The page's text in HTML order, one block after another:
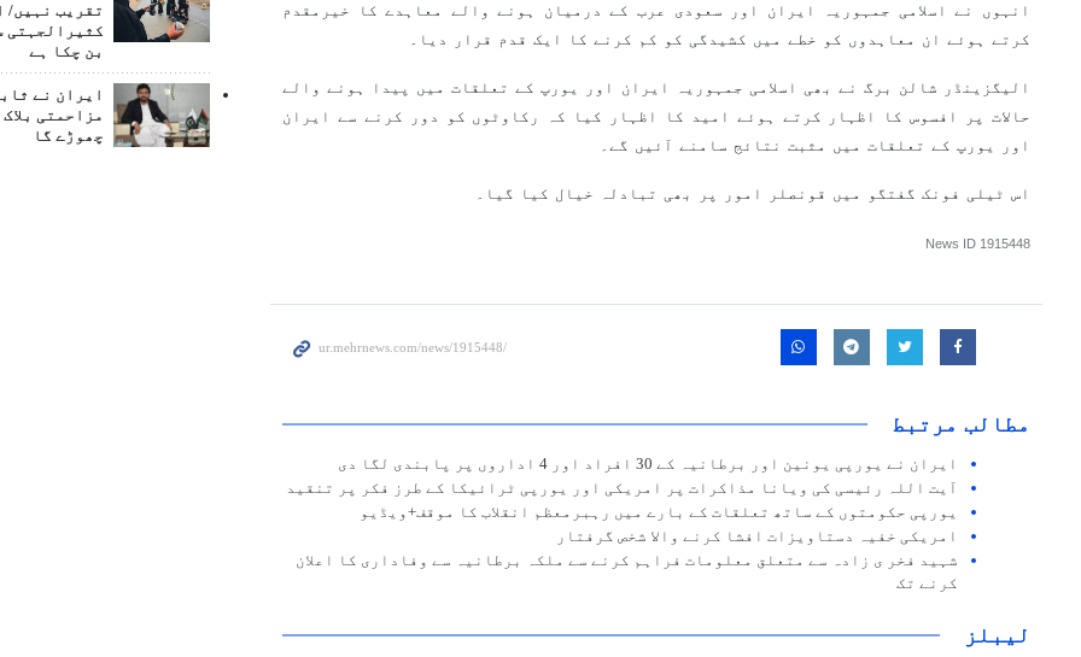
انہوں نے اسلامی جمہوریہ ایران اور سعودی عرب کے درمیان ہونے والے معاہدے کا خیرمقدم
کرتے ہوئے ان معاہدوں کو خطے میں کشیدگی کو کم کرنے کا ایک قدم قرار دیا۔
الیگزینڈر شالن برگ نے بھی اسلامی جمہوریہ ایران اور یورپ کے تعلقات میں پیدا ہونے والے
حالات پر افسوس کا اظہار کرتے ہوئے امید کا اظہار کیا کہ رکاوٹوں کو دور کرنے سے ایران
اور یورپ کے تعلقات میں مثبت نتائج سامنے آئیں گے۔
اس ٹیلی فونک گفتگو میں قونصلر امور پر بھی تبادلہ خیال کیا گیا۔
News ID 1915448
مطالب مرتبط
ایران نے یورپی یونین اور برطانیہ کے 30 افراد اور 4 اداروں پر پابندی لگا دی
آیت اللہ رئیسی کی ویانا مذاکرات پر امریکی اور یورپی ٹرائیکا کے طرز فکر پر تنقید
یورپی حکومتوں کے ساتھ تعلقات کے بارے میں رہبرمعظم انقلاب کا موقف+ویڈیو
امریکی خفیہ دستاویزات افشا کرنے والا شخص گرفتار
شہید فخر ی زادہ سے متعلق معلومات فراہم کرنے سے ملکہ برطانیہ سے وفاداری کا اعلان
کرنے تک
لیبلز
تقریب نہیں/
کثیرالجہتی
بن چکا ہے
ایران نے
مزاحمتی
چھوڑے گا